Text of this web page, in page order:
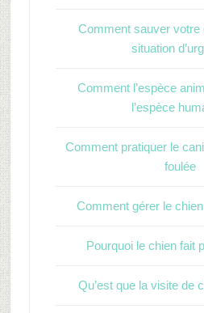
Comment sauver votre
situation
Comment l’espèce
l’espèce
Comment pratiquer le
foulée
Comment gérer le
Pourquoi le chien fait
Qu’est que la visite de